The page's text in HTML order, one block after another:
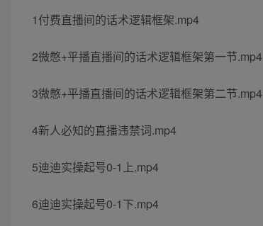
1付费直播间的话术逻辑框架.mp4
2微憋+平播直播间的话术逻辑框架第一节.mp4
3微憋+平播直播间的话术逻辑框架第二节.mp4
4新人必知的直播违禁词.mp4
5迪迪实操起号0-1上.mp4
6迪迪实操起号0-1下.mp4